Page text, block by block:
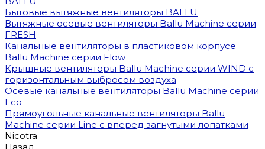
Бытовые вытяжные вентиляторы BALLU
Вытяжные осевые вентиляторы Ballu Machine серии
FRESH
Канальные вентиляторы в пластиковом корпусе
Ballu Machine серии Flow
Крышные вентиляторы Ballu Machine серии WIND с
горизонтальным выбросом воздуха
Осевые канальные вентиляторы Ballu Machine серии
Eco
Прямоугольные канальные вентиляторы Ballu
Machine серии Line с вперед загнутыми лопатками
Nicotra